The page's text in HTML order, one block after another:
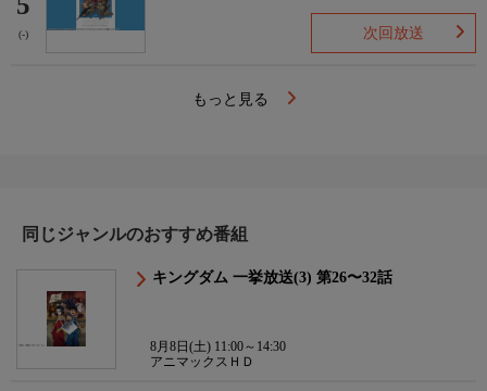
(-) 次回放送
もっと見る
同じジャンルのおすすめ番組
キングダム 一挙放送(3) 第26〜32話
8月8日(土) 11:00～14:30
アニマックスＨＤ